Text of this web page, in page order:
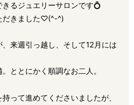
るジュエリーサロンです💍
だきました♡(^-^)
来週引っ越し、そして12月には
ととにかく順調なお二人。
って進めてくださいましたが、